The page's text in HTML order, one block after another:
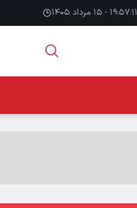
۱۹:۵۷:۱۲ - ۱۵ مرداد ۱۴۰۵